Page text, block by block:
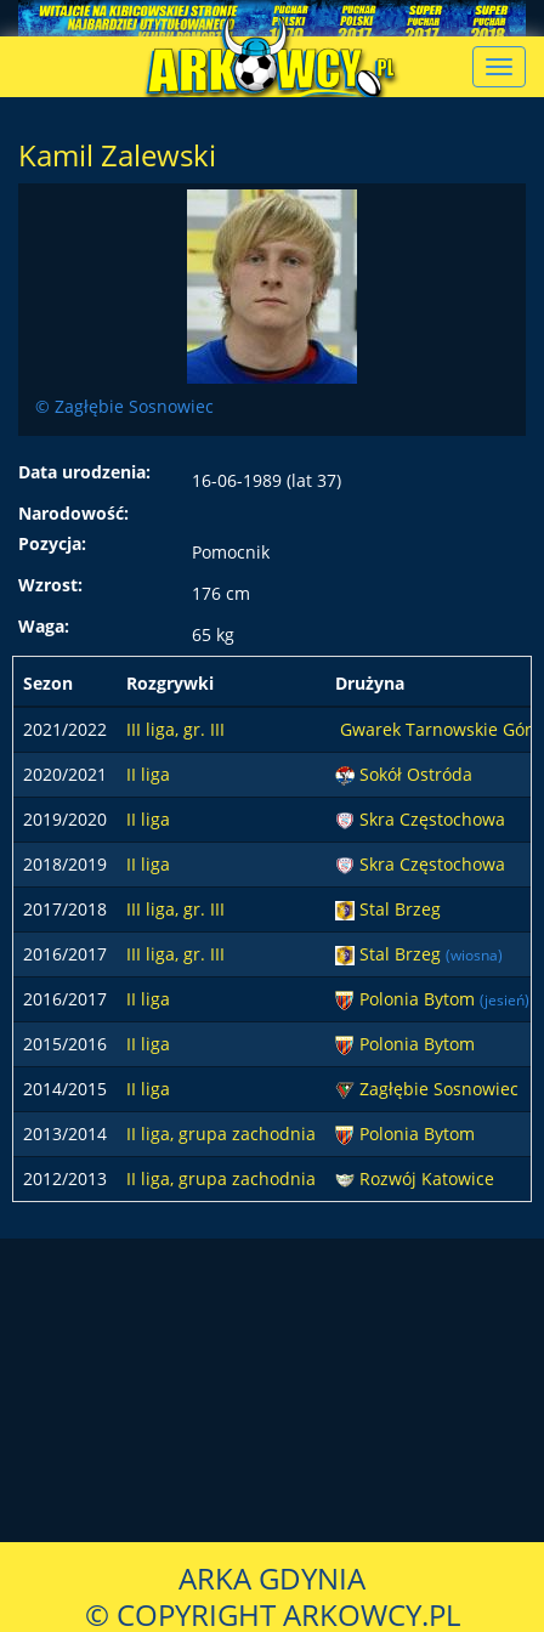
Kamil Zalewski
© Zagłębie Sosnowiec
Data urodzenia:
16-06-1989 (lat 37)
Narodowość:
Pozycja:
Pomocnik
Wzrost:
176 cm
Waga:
65 kg
Sezon Rozgrywki
Drużyna
2021/2022
III liga, gr. III
Gwarek Tarnowskie Góry
2020/2021
II liga
Sokół Ostróda
2019/2020
II liga
Skra Częstochowa
2018/2019
II liga
Skra Częstochowa
2017/2018
III liga, gr. III
Stal Brzeg
2016/2017
III liga, gr. III Stal Brzeg (wiosna)
2016/2017 II liga Polonia Bytom (jesień)
2015/2016 II liga
Polonia Bytom
2014/2015
II liga
Zagłębie Sosnowiec
2013/2014
II liga, grupa zachodnia
Polonia Bytom
2012/2013
II liga, grupa zachodnia Rozwój Katowice
ARKA GDYNIA
© COPYRIGHT ARKOWCY.PL